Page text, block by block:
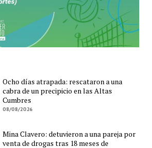
Ocho días atrapada: rescataron a una
cabra de un precipicio en las Altas
Cumbres
08/08/2026
Mina Clavero: detuvieron a una pareja por
venta de drogas tras 18 meses de